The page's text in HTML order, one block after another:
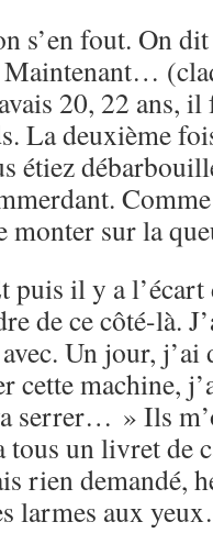
s’en fout. On
20, 22 ans,
La deuxième
étiez
sur la
puis il y a
de ce côté-là.
Un jour,
cette machine,
serrer… » Ils
tous un livret de
rien demandé,
larmes aux